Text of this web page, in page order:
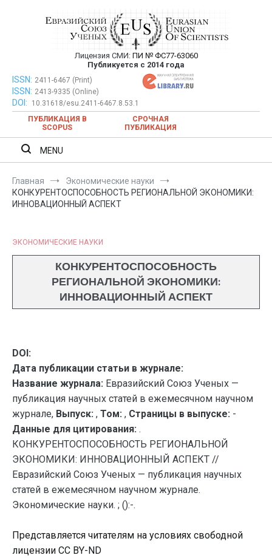
Евразийский Союз Ученых —
публикация научных статей в
ежемесячном научном журнале
Лицензия СМИ: ПИ № ФС77-63060
Публикуется с 2014 года
Евразийский Союз Ученых — публикация научных статей в
ежемесячном научном журнале
ISSN: 2411-6467 (Print)
ISSN: 2413-9335 (Online)
DOI:
10.31618/esu.2411-6467.8.53.1
ПУБЛИКАЦИЯ В
SCOPUS
СРОЧНАЯ
ПУБЛИКАЦИЯ
MENU
Главная
Экономические науки
КОНКУРЕНТОСПОСОБНОСТЬ РЕГИОНАЛЬНОЙ ЭКОНОМИКИ:
ИННОВАЦИОННЫЙ АСПЕКТ
ЭКОНОМИЧЕСКИЕ НАУКИ
КОНКУРЕНТОСПОСОБНОСТЬ
РЕГИОНАЛЬНОЙ ЭКОНОМИКИ:
ИННОВАЦИОННЫЙ АСПЕКТ
DOI:
Дата публикации статьи в журнале:
Название журнала: Евразийский Союз Ученых —
публикация научных статей в ежемесячном научном
журнале, Выпуск: , Том: , Страницы в выпуске: -
Данные для цитирования: .
КОНКУРЕНТОСПОСОБНОСТЬ РЕГИОНАЛЬНОЙ
ЭКОНОМИКИ: ИННОВАЦИОННЫЙ АСПЕКТ //
Евразийский Союз Ученых — публикация научных
статей в ежемесячном научном журнале.
Экономические науки. ; ():-.
Представляется читателям на условиях свободной
лицензии CC BY-ND